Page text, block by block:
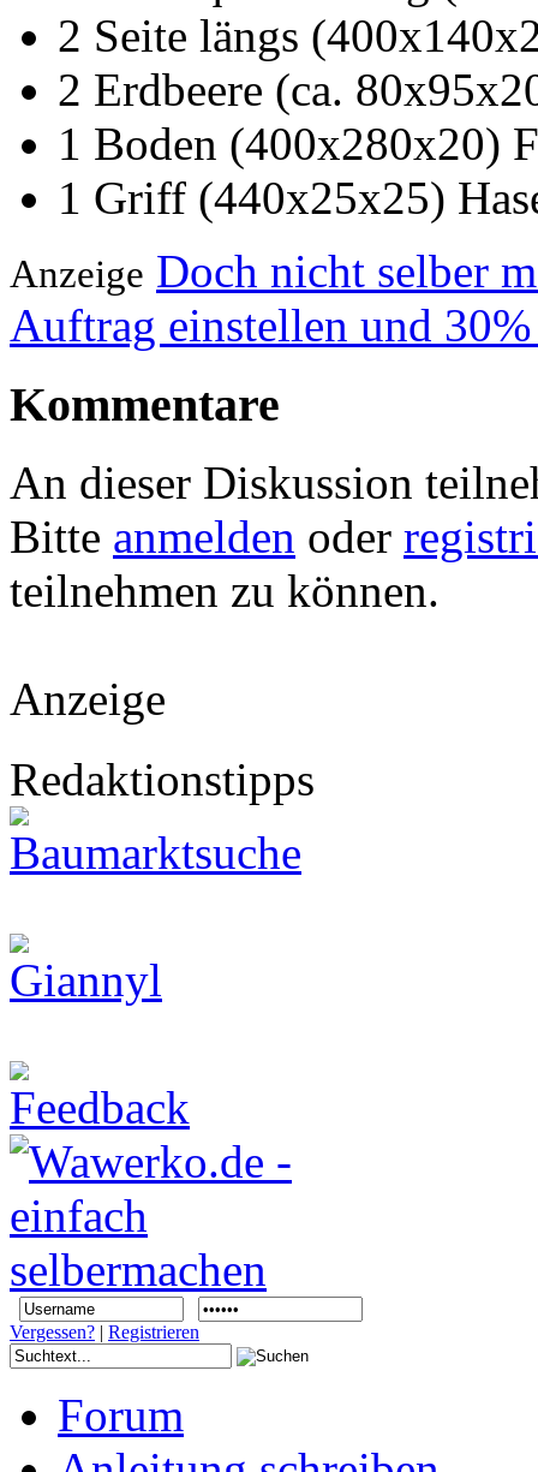
2 Seite längs
2 Erdbeere (ca.
1 Boden (400x280x20)
1 Griff (440x25x25)
Anzeige Doch nicht selber
Auftrag einstellen und
Kommentare
An dieser Diskussion
Bitte anmelden oder
teilnehmen zu können.
Anzeige
Redaktionstipps
Vergessen? | Registrieren
Forum